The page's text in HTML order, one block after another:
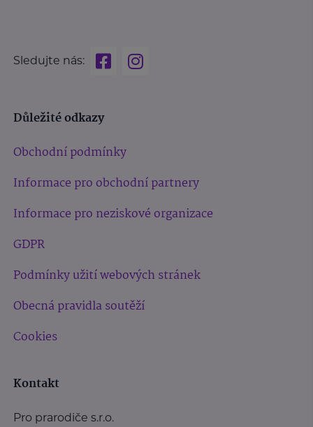
Sledujte nás:
Důležité odkazy
Obchodní podmínky
Informace pro obchodní partnery
Informace pro neziskové organizace
GDPR
Podmínky užití webových stránek
Obecná pravidla soutěží
Cookies
Kontakt
Pro prarodiče s.r.o.